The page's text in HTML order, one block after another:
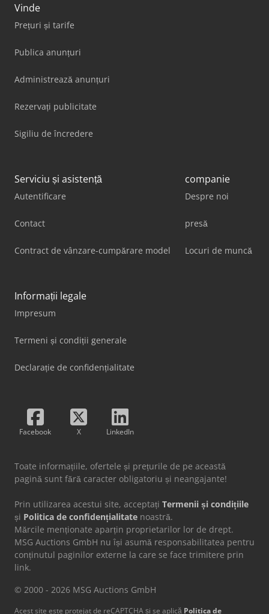
Vinde
Prețuri și tarife
Publica anunțuri
Administrează anunțuri
Rezervați publicitate
Sigiliu de încredere
Serviciu și asistență
Autentificare
Contact
Contract de vânzare-cumpărare model
companie
Despre noi
presă
Locuri de muncă
Informații legale
Impresum
Termeni și condiții generale
Declarație de confidențialitate
Facebook X LinkedIn
Toate informațiile, ofertele și prețurile de pe această
pagină sunt fără caracter obligatoriu și neangajante!
Prin utilizarea acestui site, acceptați Termenii și condițiile
și Politica de confidențialitate noastră.
Mărcile menționate aparțin proprietarilor lor de drept.
MSG Auctions GmbH nu își asumă responsabilitatea pentru
conținutul paginilor externe la care se face trimitere prin
link.
© 2000 - 2026 MSG Auctions GmbH
Acest site este protejat de reCAPTCHA și se aplică Politica de